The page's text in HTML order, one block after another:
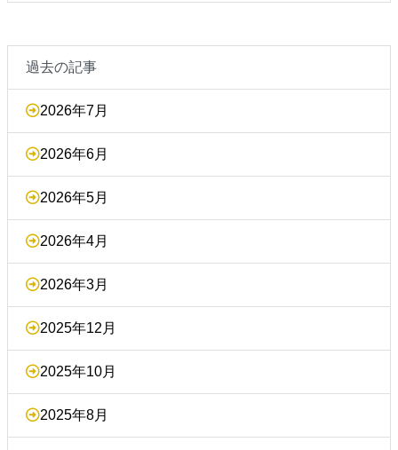
過去の記事
2026年7月
2026年6月
2026年5月
2026年4月
2026年3月
2025年12月
2025年10月
2025年8月